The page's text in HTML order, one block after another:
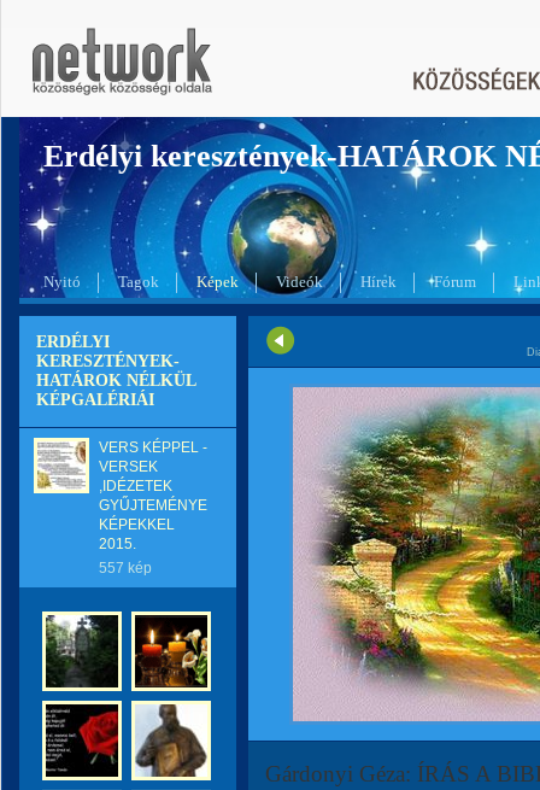
Erdélyi keresztények-HATÁROK
Nyitó Tagok Képek Videók Hírek Fórum
ERDÉLYI
KERESZTÉNYEK-
HATÁROK NÉLKÜL
KÉPGALÉRIÁI
VERS KÉPPEL -
VERSEK
,IDÉZETEK
GYŰJTEMÉNYE
KÉPEKKEL
2015.
557 kép
Gárdonyi Géza: ÍRÁS A